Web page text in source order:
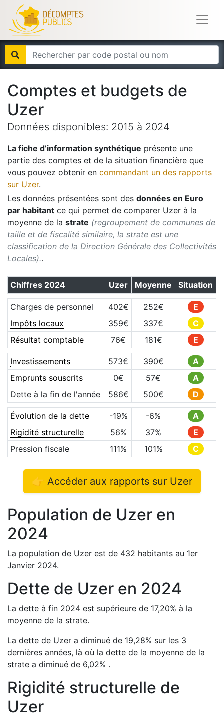
Comptes et budgets de
Uzer
Données disponibles: 2015 à 2024
La fiche d’information synthétique présente une
partie des comptes et de la situation financière que
vous pouvez obtenir en commandant un des rapports
sur Uzer.
Les données présentées sont des données en Euro
par habitant ce qui permet de comparer Uzer à la
moyenne de la strate (regroupement de communes de
taille et de fiscalité similaire, la strate est une
classification de la Direction Générale des Collectivités
Locales)..
Chiffres 2024 Uzer Moyenne Situation
Charges de personnel 402€ 252€
E
Impôts locaux
359€ 337€
C
Résultat comptable
76€ 181€ E
Investissements 573€ 390€
A
Emprunts souscrits
0€ 57€
A
Dette à la fin de l'année
586€ 500€ D
Évolution de la dette -19% -6%
A
Rigidité structurelle
56% 37%
E
Pression fiscale
111% 101% C
👉 Accéder aux rapports sur Uzer
Population de Uzer en
2024
La population de Uzer est de 432 habitants au 1er
Janvier 2024.
Dette de Uzer en 2024
La dette à fin 2024 est supérieure de 17,20% à la
moyenne de la strate.
La dette de Uzer a diminué de 19,28% sur les 3
dernières années, là où la dette de la moyenne de la
strate a diminué de 6,02% .
Rigidité structurelle de
Uzer